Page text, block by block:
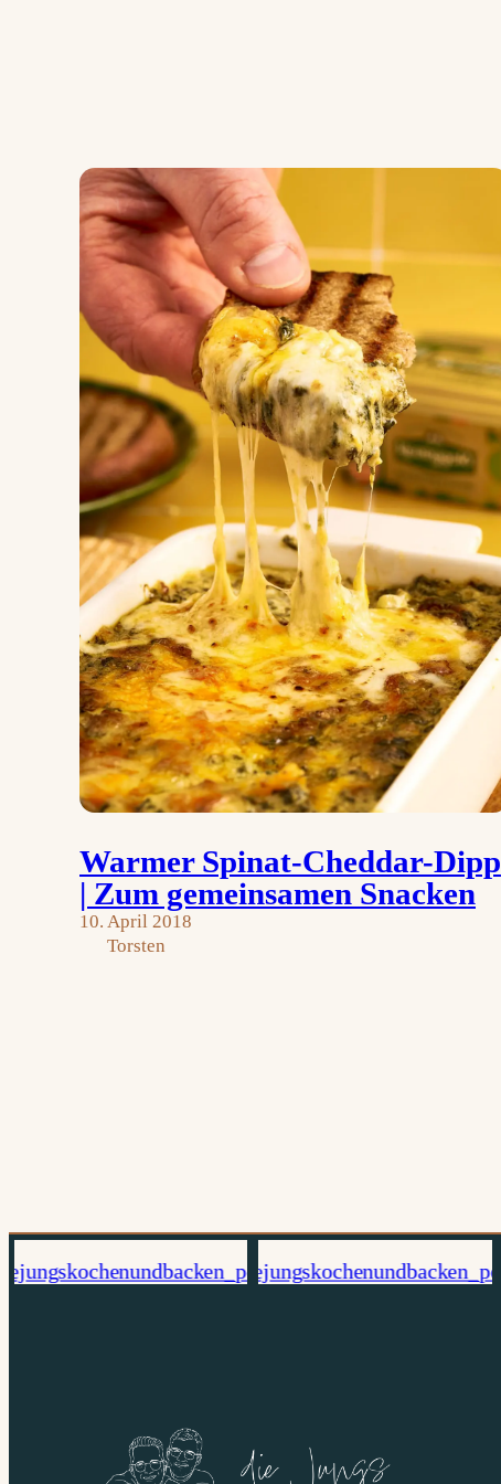
Warmer Spinat-Cheddar-Dipp
| Zum gemeinsamen Snacken
10. April 2018
Torsten